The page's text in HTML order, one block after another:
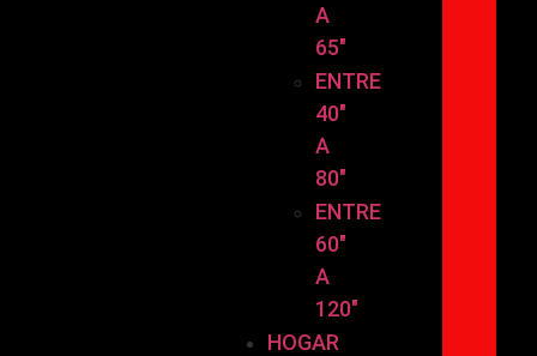
A
65″
ENTRE
40″
A
80″
ENTRE
60″
A
120″
HOGAR